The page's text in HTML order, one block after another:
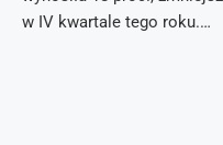
w IV kwartale tego roku.…